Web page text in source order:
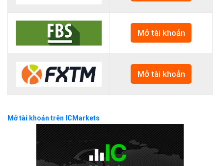
Mở tài khoản
Mở tài khoản
Mở tài khoản trên ICMarkets